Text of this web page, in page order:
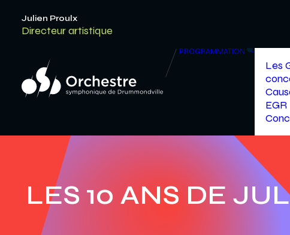
Julien Proulx
Directeur artistique
PROGRAMMATION
Les
EGR
LES 10 ANS DE